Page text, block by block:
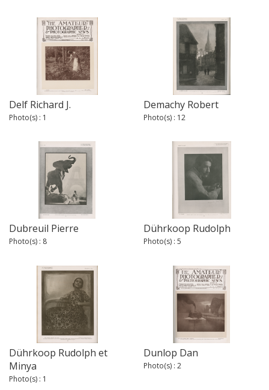
Delf Richard J.
Photo(s) : 1
Demachy Robert
Photo(s) : 12
Dubreuil Pierre
Photo(s) : 8
Dührkoop Rudolph
Photo(s) : 5
Dührkoop Rudolph et
Minya
Photo(s) : 1
Dunlop Dan
Photo(s) : 2